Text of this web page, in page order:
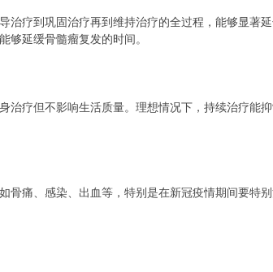
治疗到巩固治疗再到维持治疗的全过程，能够显著
够延缓骨髓瘤复发的时间。
治疗但不影响生活质量。理想情况下，持续治疗能
骨痛、感染、出血等，特别是在新冠疫情期间要特